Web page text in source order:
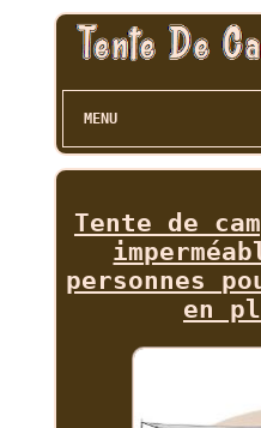
MENU
Tente de
personnes
en